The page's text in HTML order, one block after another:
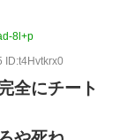
8l+p
ID:t4Hvtkrx0
全にチート